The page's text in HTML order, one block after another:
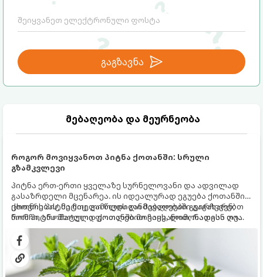
გაგზავნა
მებაღეობა და მეურნეობა
როგორ მოვიყვანოთ პიტნა ქოთანში: სრული
გზამკვლევი
პიტნა ერთ-ერთი ყველაზე სურნელოვანი და ადვილად
გასაზრდელი მცენარეა. ის იდეალურად ეგუება ქოთანში
ცხოვრებას, მეტიც, გამოცდილი მებაღეები გვირჩევენ,
რომ პიტნა მხოლოდ ქოთანში მოვიყვანოთ, რადგან ღია
გრუნტში (ბაღში) დარგვისას ის ფესვებით ძალიან
სწრაფად ვრცელდება და სხვა მცენარეებს ავიწროებს.
ქოთნის პიტნა მთელი წლის განმავლობაში გაგახარებთ
ნორჩი, არომატული ფოთლებით ჩაის, ლიმონათისა თუ
კერძებისთვის.